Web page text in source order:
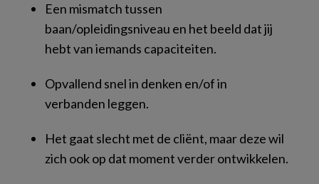
Een mismatch tussen
baan/opleidingsniveau en het beeld dat jij
hebt van iemands capaciteiten.
Opvallend snel in denken en/of in
verbanden leggen.
Het gaat slecht met de cliënt, maar deze wil
zich ook op dat moment verder ontwikkelen.